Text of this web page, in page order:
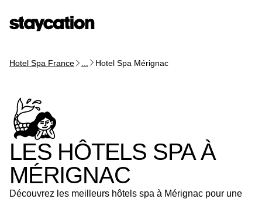
Hotel Spa France Hotel Spa Mérignac
LES HÔTELS SPA À
MÉRIGNAC
Découvrez les meilleurs hôtels spa à Mérignac pour une